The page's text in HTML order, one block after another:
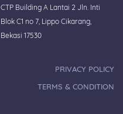
CTP Building A Lantai 2 Jln. Inti
Blok C1 no 7, Lippo Cikarang,
Bekasi 17530
PRIVACY POLICY
TERMS & CONDITION